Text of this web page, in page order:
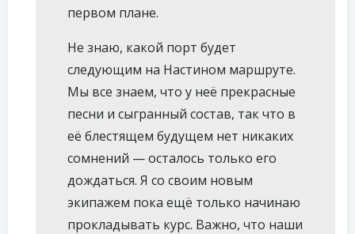
первом плане.
Не знаю, какой порт будет
следующим на Настином маршруте.
Мы все знаем, что у неё прекрасные
песни и сыгранный состав, так что в
её блестящем будущем нет никаких
сомнений — осталось только его
дождаться. Я со своим новым
экипажем пока ещё только начинаю
прокладывать курс. Важно, что наши